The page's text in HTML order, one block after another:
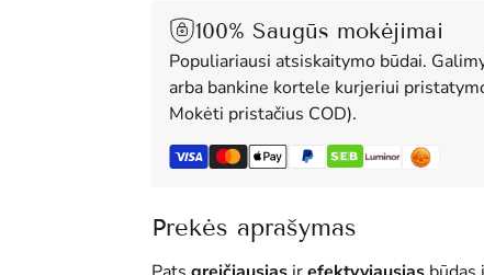
100% Saugūs mokėjimai
Populiariausi atsiskaitymo būdai.
arba bankine kortele kurjeriui
Mokėti pristačius COD).
Prekės aprašymas